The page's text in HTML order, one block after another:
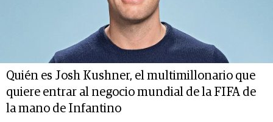
Quién es Josh Kushner, el multimillonario que
quiere entrar al negocio mundial de la FIFA de
la mano de Infantino